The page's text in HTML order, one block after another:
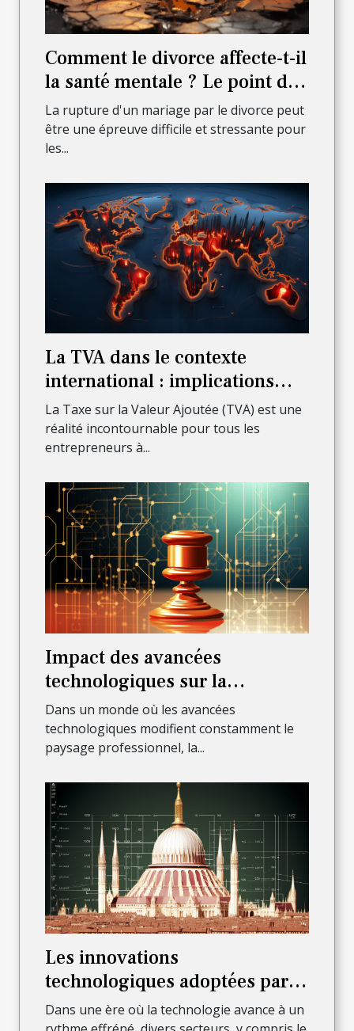
Comment le divorce affecte-t-il
la santé mentale ? Le point de
vue d'un avocat
La rupture d'un mariage par le divorce peut
être une épreuve difficile et stressante pour
les...
La TVA dans le contexte
international : implications
pour les auto-entrepreneurs
La Taxe sur la Valeur Ajoutée (TVA) est une
réalité incontournable pour tous les
entrepreneurs à...
Impact des avancées
technologiques sur la
profession d'avocat à Lyon
Dans un monde où les avancées
technologiques modifient constamment le
paysage professionnel, la...
Les innovations
technologiques adoptées par
les notaires à Paris 6ème pour
Dans une ère où la technologie avance à un